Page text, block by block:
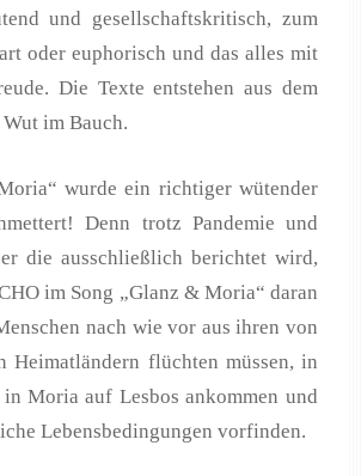
und gesellschaftskritisch, zum
oder euphorisch und das alles mit
Die Texte entstehen aus dem
im Bauch.
wurde ein richtiger wütender
Denn trotz Pandemie und
die ausschließlich berichtet wird,
im Song „Glanz & Moria“ daran
nach wie vor aus ihren von
Heimatländern flüchten müssen, in
in Moria auf Lesbos ankommen und
Lebensbedingungen vorfinden.